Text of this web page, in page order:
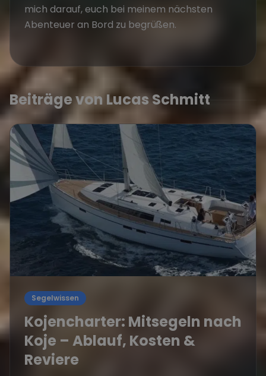
mich darauf, euch bei meinem nächsten
Abenteuer an Bord zu begrüßen.
Beiträge von Lucas Schmitt
Segelwissen
Kojencharter: Mitsegeln nach
Koje – Ablauf, Kosten &
Reviere